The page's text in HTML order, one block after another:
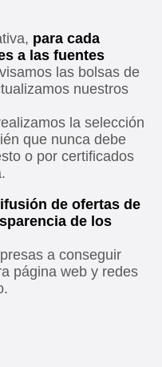
para cada
a las fuentes
las bolsas de
nuestros
la selección
que nunca debe
o por certificados
de ofertas de
de los
a conseguir
página web y redes